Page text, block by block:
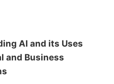
AI and its Uses
and Business